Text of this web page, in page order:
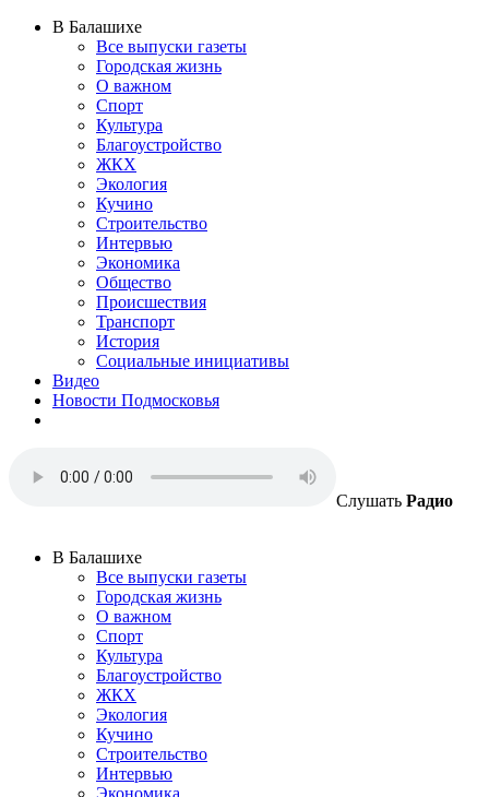
В Балашихе
Все выпуски газеты
Городская жизнь
О важном
Спорт
Культура
Благоустройство
ЖКХ
Экология
Кучино
Строительство
Интервью
Экономика
Общество
Происшествия
Транспорт
История
Социальные инициативы
Видео
Новости Подмосковья
Слушать Радио
В Балашихе
Все выпуски газеты
Городская жизнь
О важном
Спорт
Культура
Благоустройство
ЖКХ
Экология
Кучино
Строительство
Интервью
Экономика